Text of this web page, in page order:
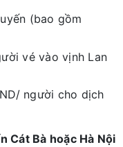
(bao gồm
vé vào vịnh Lan
người cho dịch
Cát Bà hoặc Hà Nội